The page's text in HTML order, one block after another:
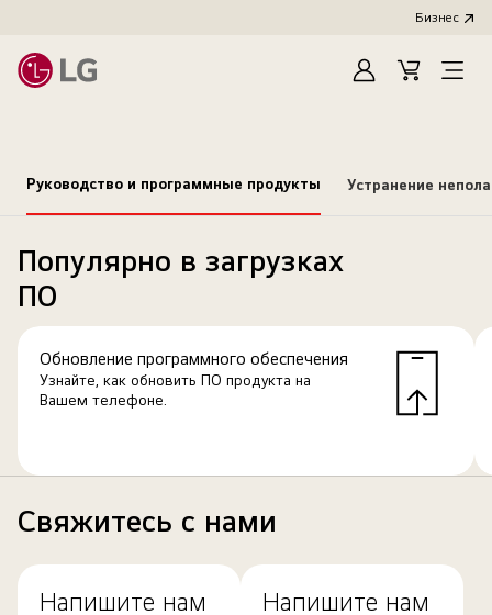
Бизнес
Cart
Open
Руководство и программные продукты Устранение
Популярно в загрузках
ПО
Обновление программного обеспечения
Узнайте, как обновить ПО продукта на
Вашем телефоне.
Свяжитесь с нами
Напишите нам
Напишите нам